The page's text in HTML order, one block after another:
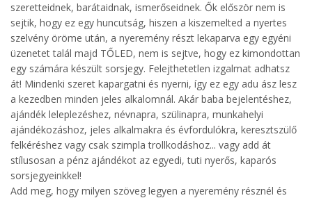
szeretteidnek, barátaidnak, ismerőseidnek. Ők először nem is
sejtik, hogy ez egy huncutság, hiszen a kiszemelted a nyertes
szelvény öröme után, a nyeremény részt lekaparva egy egyéni
üzenetet talál majd TŐLED, nem is sejtve, hogy ez kimondottan
egy számára készült sorsjegy. Felejthetetlen izgalmat adhatsz
át! Mindenki szeret kapargatni és nyerni, így ez egy adu ász lesz
a kezedben minden jeles alkalomnál. Akár baba bejelentéshez,
ajándék leleplezéshez, névnapra, szülinapra, munkahelyi
ajándékozáshoz, jeles alkalmakra és évfordulókra, keresztszülő
felkéréshez vagy csak szimpla trollkodáshoz... vagy add át
stílusosan a pénz ajándékot az egyedi, tuti nyerős, kaparós
sorsjegyeinkkel!
Add meg, hogy milyen szöveg legyen a nyeremény résznél és